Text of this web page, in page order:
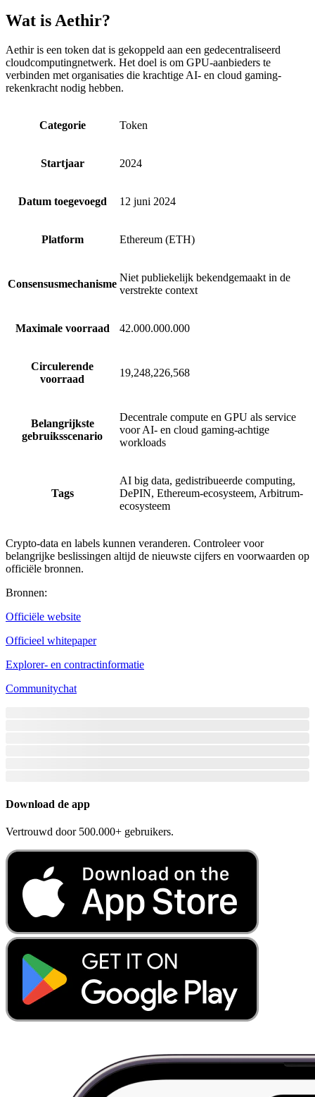
Wat is Aethir?
Aethir is een token dat is gekoppeld aan een gedecentraliseerd
cloudcomputingnetwerk. Het doel is om GPU-aanbieders te
verbinden met organisaties die krachtige AI- en cloud gaming-
rekenkracht nodig hebben.
Categorie Token
Startjaar 2024
Datum toegevoegd 12 juni 2024
Platform Ethereum (ETH)
Consensusmechanisme
Niet publiekelijk bekendgemaakt in de
verstrekte context
Maximale voorraad 42.000.000.000
Circulerende
voorraad
19,248,226,568
Belangrijkste
gebruiksscenario
Decentrale compute en GPU als service
voor AI- en cloud gaming-achtige
workloads
Tags
AI big data, gedistribueerde computing,
DePIN, Ethereum-ecosysteem, Arbitrum-
ecosysteem
Crypto-data en labels kunnen veranderen. Controleer voor
belangrijke beslissingen altijd de nieuwste cijfers en voorwaarden op
officiële bronnen.
Bronnen:
Officiële website
Officieel whitepaper
Explorer- en contractinformatie
Communitychat
Download de app
Vertrouwd door 500.000+ gebruikers.